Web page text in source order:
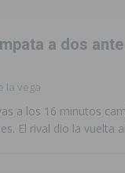
a dos
la vega
a los 16 minutos
El rival dio la